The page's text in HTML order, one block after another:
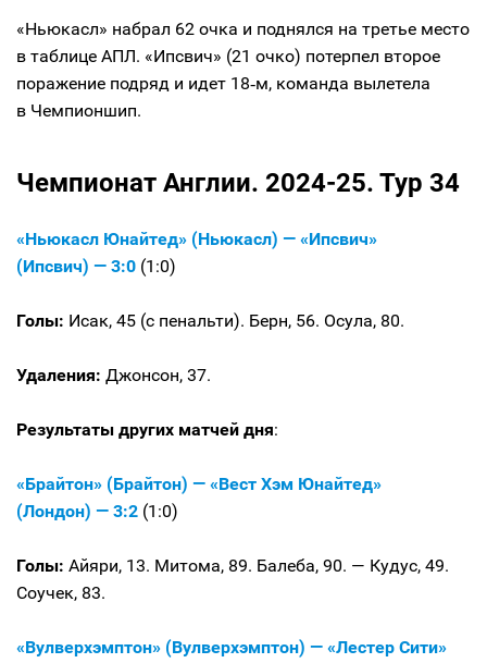
«Ньюкасл» набрал 62 очка и поднялся на третье место
в таблице АПЛ. «Ипсвич» (21 очко) потерпел второе
поражение подряд и идет 18‑м, команда вылетела
в Чемпионшип.
Чемпионат Англии. 2024-25. Тур 34
«Ньюкасл Юнайтед» (Ньюкасл) — «Ипсвич»
(Ипсвич) — 3:0 (1:0)
Голы: Исак, 45 (с пенальти). Берн, 56. Осула, 80.
Удаления: Джонсон, 37.
Результаты других матчей дня:
«Брайтон» (Брайтон) — «Вест Хэм Юнайтед»
(Лондон) — 3:2 (1:0)
Голы: Айяри, 13. Митома, 89. Балеба, 90. — Кудус, 49.
Соучек, 83.
«Вулверхэмптон» (Вулверхэмптон) — «Лестер Сити»